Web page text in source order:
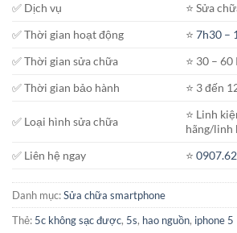
✅ Dịch vụ
⭐️ Sửa
✅ Thời gian hoạt động
⭐️7h30 –
✅ Thời gian sửa chữa
⭐️ 30 –
✅ Thời gian bảo hành
⭐️ 3 đến
✅ Loại hình sửa chữa
⭐️ Linh
hãng/linh
✅ Liên hệ ngay
⭐️
Danh mục:Sửa chữa smartphone
Thẻ: 5c không sạc được, 5s, hao nguồn, iphone 5